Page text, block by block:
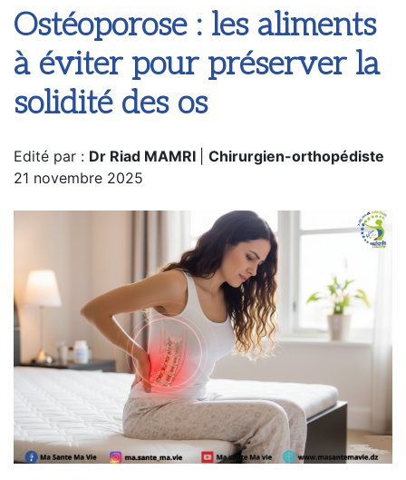
Ostéoporose : les aliments
à éviter pour préserver la
solidité des os
Edité par : Dr Riad MAMRI
Chirurgien-orthopédiste
21 novembre 2025